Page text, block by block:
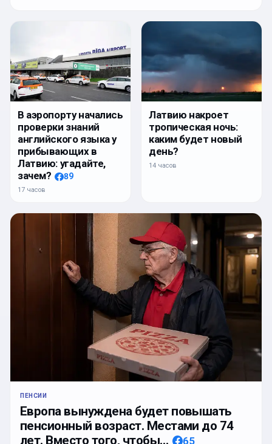
В аэропорту начались
проверки знаний
английского языка у
прибывающих в
Латвию: угадайте,
зачем?
89
17 часов
Латвию накроет
тропическая ночь:
каким будет новый
день?
14 часов
ПЕНСИИ
Европа вынуждена будет повышать
пенсионный возраст. Местами до 74
лет. Вместо того, чтобы…
65